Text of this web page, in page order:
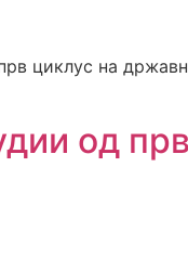
циклус на
од